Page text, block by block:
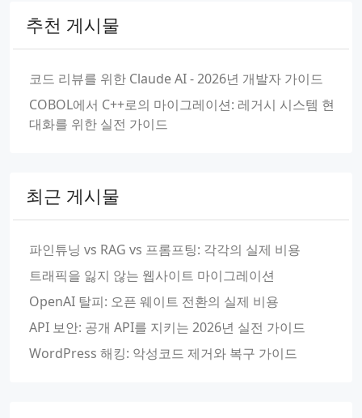
추천 게시물
코드 리뷰를 위한 Claude AI - 2026년 개발자 가이드
COBOL에서 C++로의 마이그레이션: 레거시 시스템 현
대화를 위한 실전 가이드
최근 게시물
파인튜닝 vs RAG vs 프롬프팅: 각각의 실제 비용
트래픽을 잃지 않는 웹사이트 마이그레이션
OpenAI 탈피: 오픈 웨이트 전환의 실제 비용
API 보안: 공개 API를 지키는 2026년 실전 가이드
WordPress 해킹: 악성코드 제거와 복구 가이드